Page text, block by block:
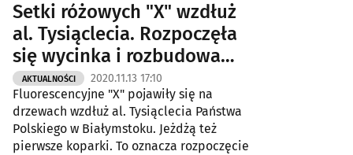
Setki różowych "X" wzdłuż
al. Tysiąclecia. Rozpoczęła
się wycinka i rozbudowa
[ZDJĘCIA]
AKTUALNOŚCI 2020.11.13 17:10
Fluorescencyjne "X" pojawiły się na
drzewach wzdłuż al. Tysiąclecia Państwa
Polskiego w Białymstoku. Jeżdżą też
pierwsze koparki. To oznacza rozpoczęcie